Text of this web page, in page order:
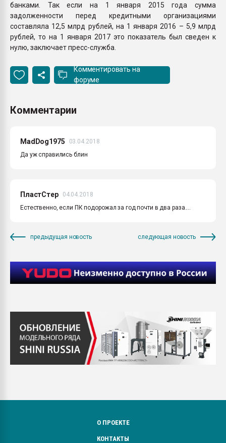
банками. Так если на 1 января 2015 года сумма
задолженности перед кредитными организациями
составляла 12,5 млрд рублей, на 1 января 2016 – 5,9 млрд
рублей, то на 1 января 2017 это показатель был сведен к
нулю, заключает пресс-служба.
Комментировать на
форуме
Комментарии
MadDog1975
03.04.2018
Да уж справились блин
ПластСтер
04.04.2018
Естественно, если ПК подорожал за год почти в два раза....
предыдущая новость следующая новость
О ПРОЕКТЕ
КОНТАКТЫ